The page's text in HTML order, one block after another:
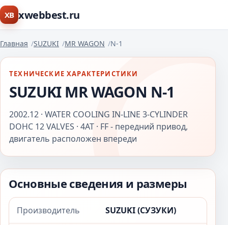
XB xwebbest.ru
Главная SUZUKI MR WAGON N-1
ТЕХНИЧЕСКИЕ ХАРАКТЕРИСТИКИ
SUZUKI MR WAGON N-1
2002.12 · WATER COOLING IN-LINE 3-CYLINDER
DOHC 12 VALVES · 4AT · FF - передний привод,
двигатель расположен впереди
Основные сведения и размеры
Производитель SUZUKI (СУЗУКИ)